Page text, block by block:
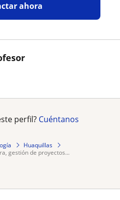
ahora
perfil? Cuéntanos
Huaquillas
gestión de proyectos...